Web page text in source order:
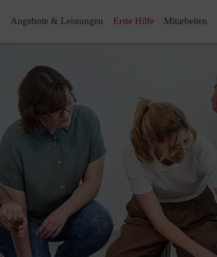
Angebote & Leistungen Erste Hilfe Mitarbeiten